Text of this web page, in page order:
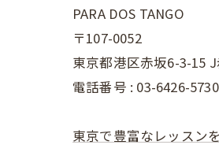
PARA DOS TANGO
〒107-0052
東京都港区赤坂6-3-15
電話番号 : 03-6426-5730
東京で豊富なレッスン